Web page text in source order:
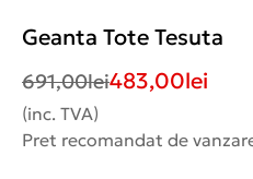
Geanta Tote Tesuta
691,00lei483,00lei
(inc. TVA)
Pret recomandat de